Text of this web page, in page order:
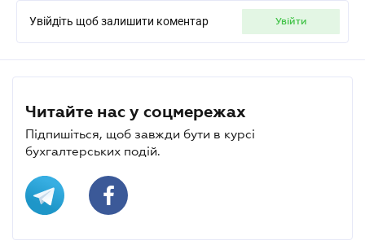
Увійдіть щоб залишити коментар увійти
Читайте нас у соцмережах
Підпишіться, щоб завжди бути в курсі
бухгалтерських подій.